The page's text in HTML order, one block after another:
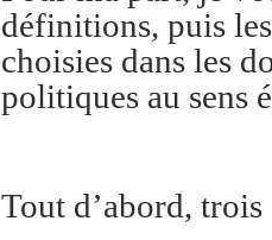
définitions, puis
choisies dans les
politiques au sens
Tout d’abord,